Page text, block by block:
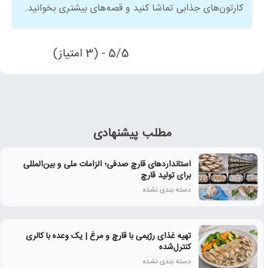
کارتون‌های جذابی تماشا کنید و قصه‌های بیشتری بخوانید.
5/5 - (3 امتیاز)
مطلب پیشنهادی
استانداردهای قارچ صدفی؛ الزامات ملی و بین‌المللی
برای تولید قارچ
دسته بندی نشده
تهیه غذای رژیمی با قارچ و مرغ | یک وعده با کالری
کنترل‌شده
دسته بندی نشده